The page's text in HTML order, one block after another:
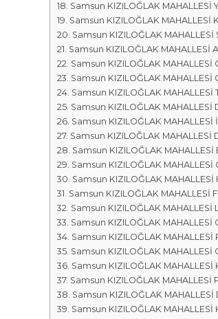
Samsun KIZILOĞLAK MAHALLESİ
Samsun KIZILOĞLAK MAHALLESİ
Samsun KIZILOĞLAK
Samsun KIZILOĞLAK MAHALLESİ
Samsun KIZILOĞLAK
Samsun KIZILOĞLAK
Samsun KIZILOĞLAK
Samsun KIZILOĞLAK
Samsun KIZILOĞLAK
Samsun KIZILOĞLAK MAHALLESİ
Samsun KIZILOĞLAK
Samsun KIZILOĞLAK
Samsun KIZILOĞLAK
Samsun KIZILOĞLAK MAHALLESİ
Samsun KIZILOĞLAK
Samsun KIZILOĞLAK MAHALLESİ
Samsun KIZILOĞLAK
Samsun KIZILOĞLAK
Samsun KIZILOĞLAK
Samsun KIZILOĞLAK
Samsun KIZILOĞLAK
Samsun KIZILOĞLAK